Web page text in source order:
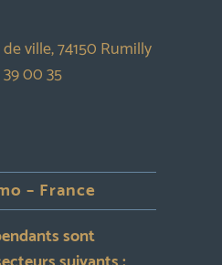
ville, 74150 Rumilly
00 35
– France
sont